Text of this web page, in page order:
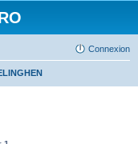
Connexion